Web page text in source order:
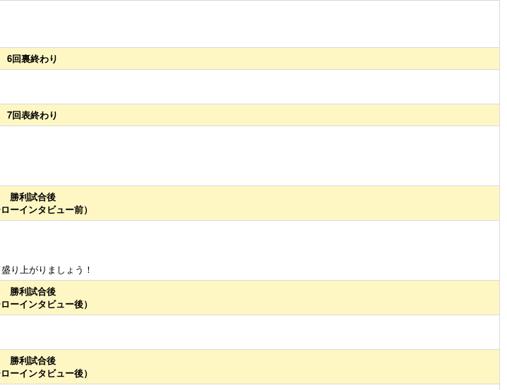
6回裏終わり
7回表終わり
勝利試合後
ローインタビュー前）
り上がりましょう！
勝利試合後
ローインタビュー後）
勝利試合後
ローインタビュー後）